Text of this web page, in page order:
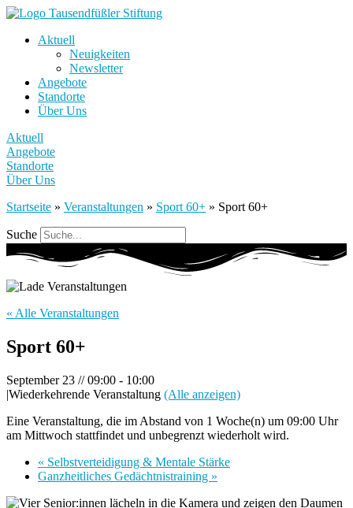
Aktuell
Neuigkeiten
Newsletter
Angebote
Standorte
Über Uns
Aktuell
Angebote
Standorte
Über Uns
Startseite » Veranstaltungen » Sport 60+ » Sport 60+
Suche
« Alle Veranstaltungen
Sport 60+
September 23 // 09:00 - 10:00
|Wiederkehrende Veranstaltung (Alle anzeigen)
Eine Veranstaltung, die im Abstand von 1 Woche(n) um 09:00 Uhr
am Mittwoch stattfindet und unbegrenzt wiederholt wird.
« Selbstverteidigung & Mentale Stärke
Ganzheitliches Gedächtnistraining »